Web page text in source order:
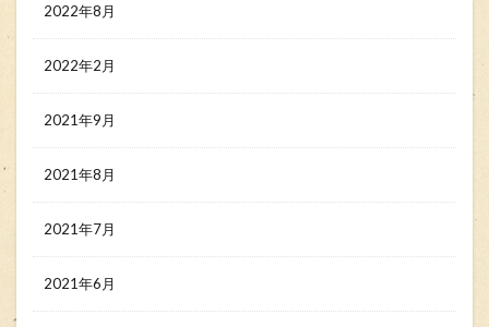
2022年8月
2022年2月
2021年9月
2021年8月
2021年7月
2021年6月